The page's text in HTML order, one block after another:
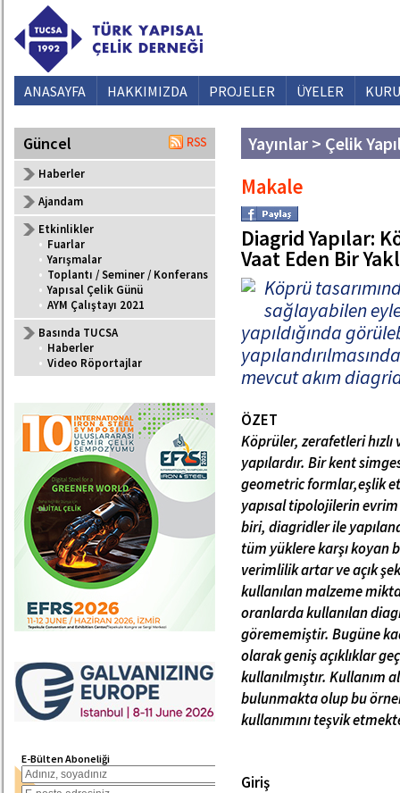
ANASAYFA HAKKIMIZDA PROJELER ÜYELER
Güncel
Haberler
Ajandam
Etkinlikler
• Fuarlar
• Yarışmalar
• Toplantı / Seminer / Konferans
• Yapısal Çelik Günü
• AYM Çalıştayı 2021
Basında TUCSA
• Haberler
• Video Röportajlar
E-Bülten Aboneliği
Yayınlar > Çelik
Makale
Diagrid Yapılar:
Vaat Eden Bir
Köprü
sağlayabilen
yapıldığında
mevcut akım
ÖZET
Köprüler, zerafetleri
yapılardır. Bir kent
geometric formlar,eşlik
yapısal tipolojilerin
biri, diagridler ile
tüm yüklere karşı koyan
verimlilik artar ve açık
kullanılan malzeme
oranlarda kullanılan
görememiştir. Bugüne
olarak geniş açıklıklar
kullanılmıştır.
bulunmakta olup bu
kullanımını teşvik
Giriş